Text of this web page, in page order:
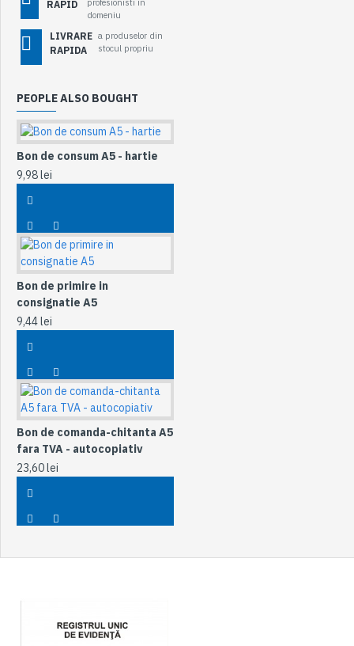
RAPID
profesionisti in
domeniu
LIVRARE
RAPIDA
a produselor din
stocul propriu
PEOPLE ALSO BOUGHT
Bon de consum A5 - hartie
9,98 lei
Bon de primire in
consignatie A5
9,44 lei
Bon de comanda-chitanta A5
fara TVA - autocopiativ
23,60 lei